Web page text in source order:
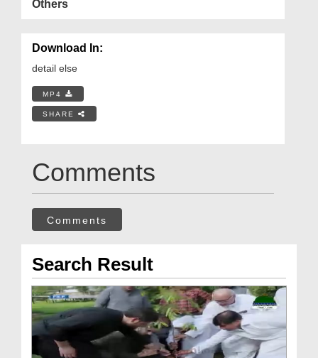
Others
Download In:
detail else
MP4
SHARE
Comments
Comments
Search Result